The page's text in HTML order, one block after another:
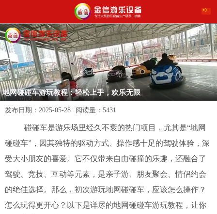
地网碰碰车游玩教程：轻松上手，欢乐无限
发布日期： 2025-05-28 阅读量： 5431
碰碰车是游乐场里经久不衰的热门项目，尤其是“地网
碰碰车”，因其独特的驱动方式、操作感十足的驾驶体验，深
受大小朋友的喜爱。它不仅带来自由碰撞的乐趣，还融合了
驾驶、竞技、互动等元素，是亲子游、朋友聚会、情侣约会
的绝佳选择。那么，初次游玩地网碰碰车，应该怎么操作？
怎么玩得更开心？以下是详尽的地网碰碰车游玩教程，让你